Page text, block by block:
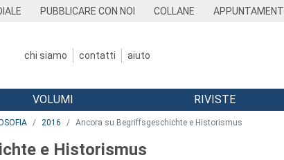
PUBBLICARE CON NOI COLLANE APPUNTAMENTI
chi siamo contatti aiuto
VOLUMI RIVISTE
2016 Ancora su Begriffsgeschichte e Historismus
e Historismus